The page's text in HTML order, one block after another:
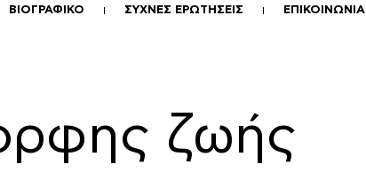
ΒΙΟΓΡΑΦΙΚΟ ΣΥΧΝΕΣ ΕΡΩΤΗΣΕΙΣ ΕΠΙΚΟΙΝΩΝΙΑ
ζωής